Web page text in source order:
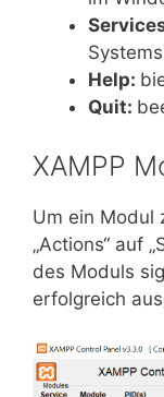
Help:
Quit:
XAMPP
Um ein Modul
„Actions“ auf
des Moduls
erfolgreich